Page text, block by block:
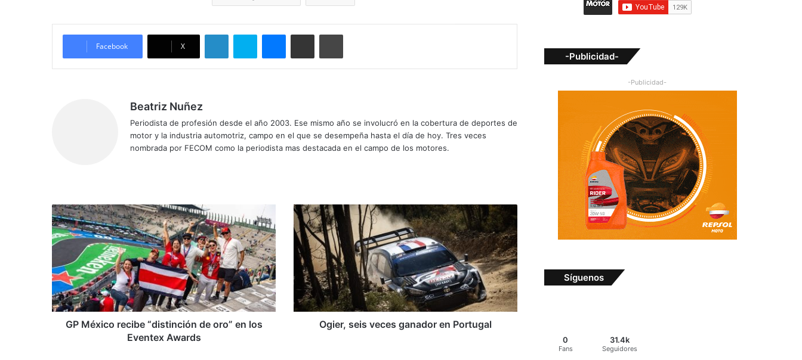
Facebook X
LinkedInSkype MessengerCompartir por correo electrónicoImprimir
Beatriz Nuñez
Periodista de profesión desde el año 2003. Ese mismo año se involucró en la cobertura de deportes de
motor y la industria automotriz, campo en el que se desempeña hasta el día de hoy. Tres veces
nombrada por FECOM como la periodista mas destacada en el campo de los motores.
GP
México
recibe
“distinción
oro”
en
los
Eventex
AwardsGP México recibe “distinción de oro” en los
Eventex Awards
Ogier,
seis
veces
ganador
en
Portugal
Ogier, seis veces ganador en Portugal
-Publicidad-
-Publicidad-
Síguenos
0
Fans
31.4k
Seguidores